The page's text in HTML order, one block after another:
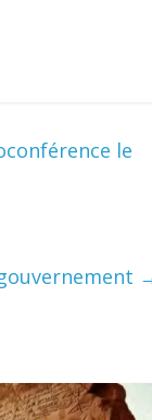
le